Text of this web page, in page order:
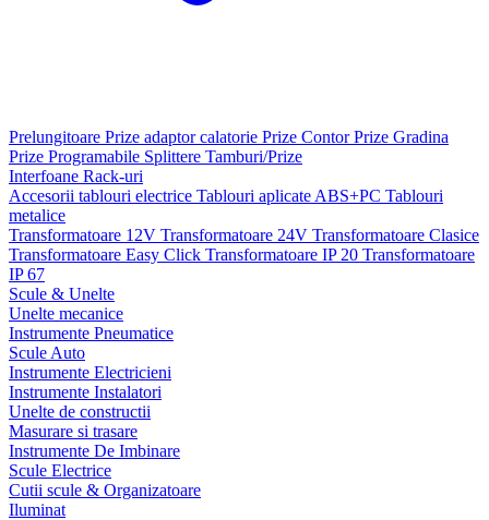
Prelungitoare Prize adaptor calatorie Prize ContorPrize Gradina
Prize Programabile Splittere Tamburi/Prize
Interfoane Rack-uri
Accesorii tablouri electrice Tablouri aplicate ABS+PC Tablouri
metalice
Transformatoare 12V Transformatoare 24V Transformatoare Clasice
Transformatoare Easy Click Transformatoare IP 20 Transformatoare
IP 67
Scule & Unelte
Unelte mecanice
Instrumente Pneumatice
Scule Auto
Instrumente Electricieni
Instrumente Instalatori
Unelte de constructii
Masurare si trasare
Instrumente De Imbinare
Scule Electrice
Cutii scule & Organizatoare
Iluminat